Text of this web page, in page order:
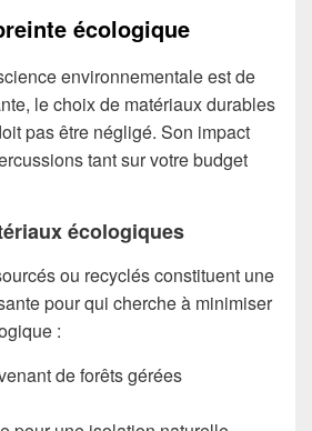
écologique
environnementale est de
le choix de matériaux durables
pas être négligé. Son impact
tant sur votre budget
écologiques
ou recyclés constituent une
pour qui cherche à minimiser
:
de forêts gérées